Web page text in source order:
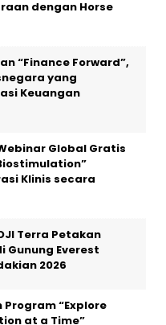
Original Motor
di Asia
“Finance Forward”,
yang
Global Gratis
Terra Petakan
2026